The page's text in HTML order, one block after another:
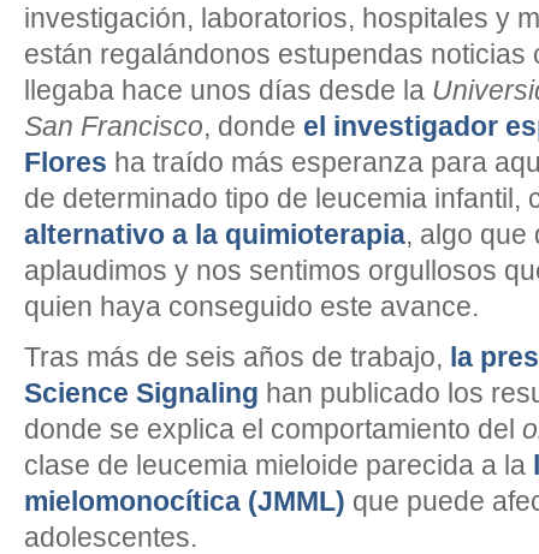
investigación, laboratorios, hospitales y
están regalándonos estupendas noticias
llegaba hace unos días desde la
San Francisco, donde el investigador
Flores ha traído más esperanza para
de determinado tipo de leucemia infantil,
alternativo a la quimioterapia, algo
aplaudimos y nos sentimos orgullosos
quien haya conseguido este avance.
Tras más de seis años de trabajo, la
Science Signaling han publicado los
donde se explica el comportamiento del
clase de leucemia mieloide parecida a la
mielomonocítica (JMML) que puede
adolescentes.